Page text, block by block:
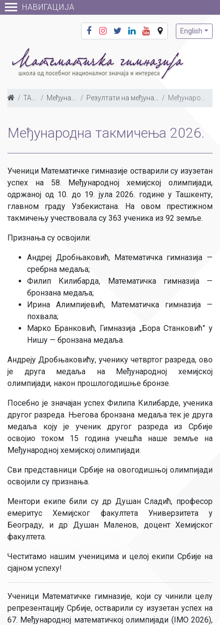
НАВИГАЦИЈА
English
ТАКМИЧЕЊА Међународна такмичења Резултати на међународним такмичењима по годинама Међународна такмичења 2026.
Међународна такмичења 2026.
Ученици Математичке гимназије остварили су изузетан
успех на 58. Међународној хемијској олимпијади,
одржаној од 10. до 19. јула 2026. године у Ташкенту,
главном граду Узбекистана. На овом престижном
такмичењу учествовала су 363 ученика из 92 земље.
Признања су освојили:
Андреј Дробњаковић, Математичка гимназија —
сребрна медаља;
Филип Килибарда, Математичка гимназија —
бронзана медаља;
Ирина Алимпијевић, Математичка гимназија —
похвала;
Марко Бранковић, Гимназија „Бора Станковић” у
Нишу — бронзана медаља.
Андреју Дробњаковићу, ученику четвртог разреда, ово
је друга медаља на Међународној хемијској
олимпијади, након прошлогодишње бронзе.
Посебно је значајан успех Филипа Килибарде, ученика
другог разреда. Његова бронзана медаља тек је друга
медаља коју је ученик другог разреда из Србије
освојио током 15 година учешћа наше земље на
Међународној хемијској олимпијади.
Сви представници Србије на овогодишњој олимпијади
освојили су признања.
Ментори екипе били су др Душан Сладић, професор
емеритус Хемијског факултета Универзитета у
Београду, и др Душан Маленов, доцент Хемијског
факултета.
Честитамо нашим ученицима и целој екипи Србије на
сјајном успеху!
Ученици Математичке гимназије, који су чинили целу
репрезентацију Србије, остварили су изузетан успех на
67. Међународној математичкој олимпијади (IMO 2026),